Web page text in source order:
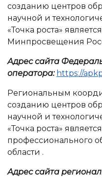
созданию центров
научной и
«Точка роста»
Минпросвещения
Адрес сайта
оператора: https://
Региональным
созданию центров
научной и
«Точка роста»
профессионального
области .
Адрес сайта